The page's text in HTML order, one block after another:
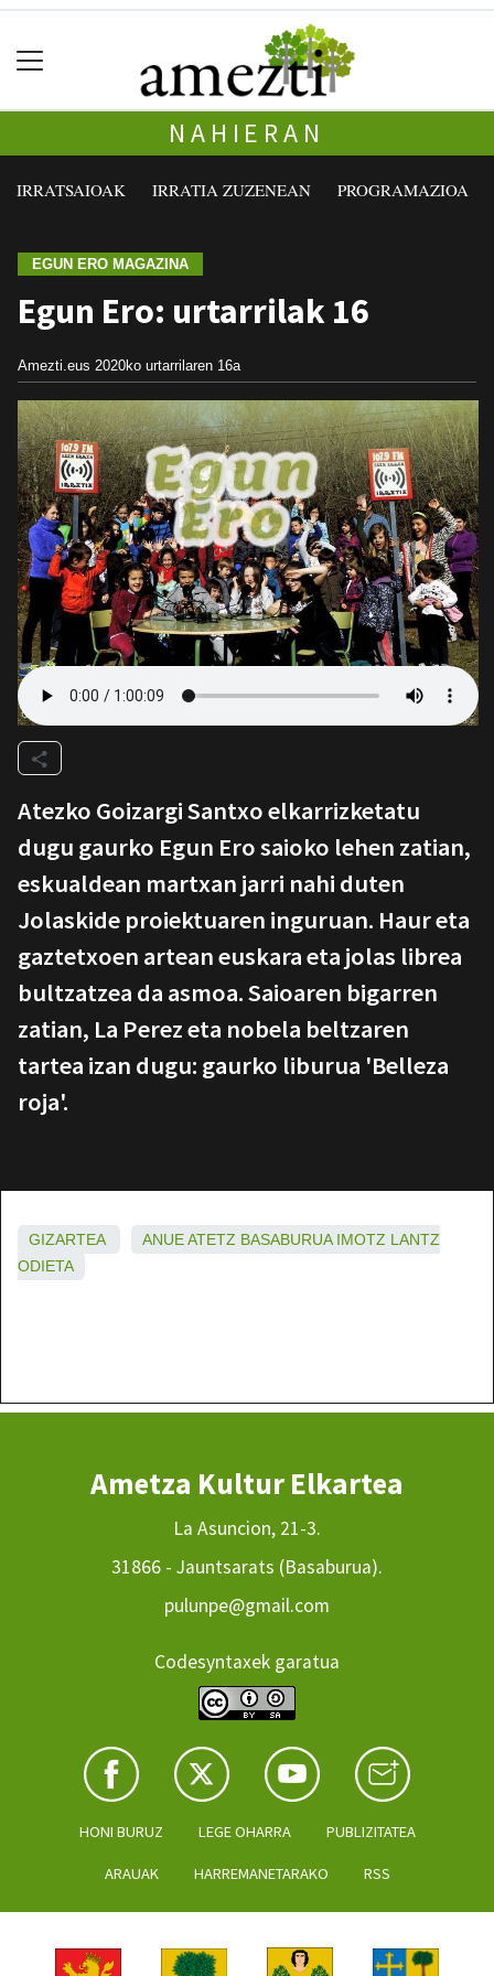
NAHIERAN
IRRATSAIOAK IRRATIA ZUZENEAN PROGRAMAZIOA
EGUN ERO MAGAZINA
Egun Ero: urtarrilak 16
Amezti.eus 2020ko urtarrilaren 16a
Atezko Goizargi Santxo elkarrizketatu
dugu gaurko Egun Ero saioko lehen zatian,
eskualdean martxan jarri nahi duten
Jolaskide proiektuaren inguruan. Haur eta
gaztetxoen artean euskara eta jolas librea
bultzatzea da asmoa. Saioaren bigarren
zatian, La Perez eta nobela beltzaren
tartea izan dugu: gaurko liburua 'Belleza
roja'.
GIZARTEA ANUEATETZ BASABURUA IMOTZ LANTZ
ODIETA
Ametza Kultur Elkartea
La Asuncion, 21-3.
31866 - Jauntsarats (Basaburua).
pulunpe@gmail.com
Codesyntaxek garatua
HONI BURUZ LEGE OHARRA PUBLIZITATEA
ARAUAK HARREMANETARAKO RSS